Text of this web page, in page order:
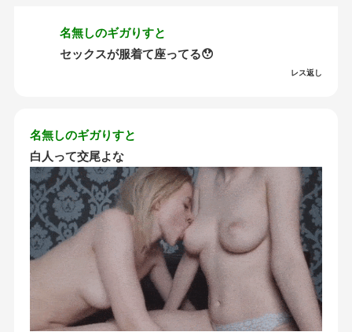
名無しのギガりすと
セックスが服着て座ってる😯
レス返し
名無しのギガりすと
白人って交尾よな